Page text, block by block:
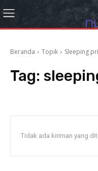
Beranda Topik Sleeping
Tag:
Tidak ada kiriman yang